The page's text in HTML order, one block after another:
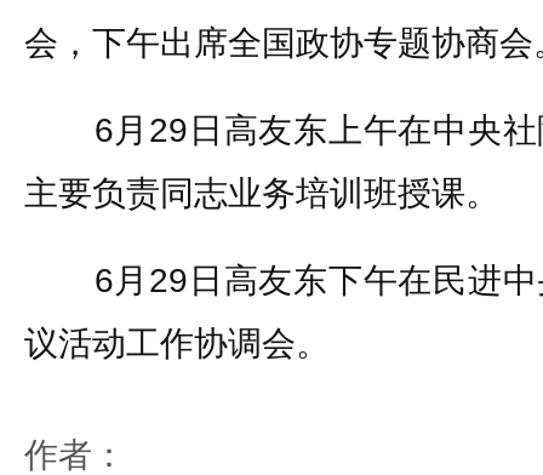
会，下午出席全国政协专题协商会
6月29日高友东上午在中央社
主要负责同志业务培训班授课。
6月29日高友东下午在民进中
议活动工作协调会。
作者：